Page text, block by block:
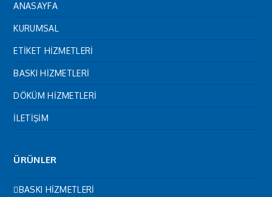
ANASAYFA
KURUMSAL
ETİKET HİZMETLERİ
BASKI HİZMETLERİ
DÖKÜM HİZMETLERİ
İLETİŞİM
ÜRÜNLER
BASKI HİZMETLERİ